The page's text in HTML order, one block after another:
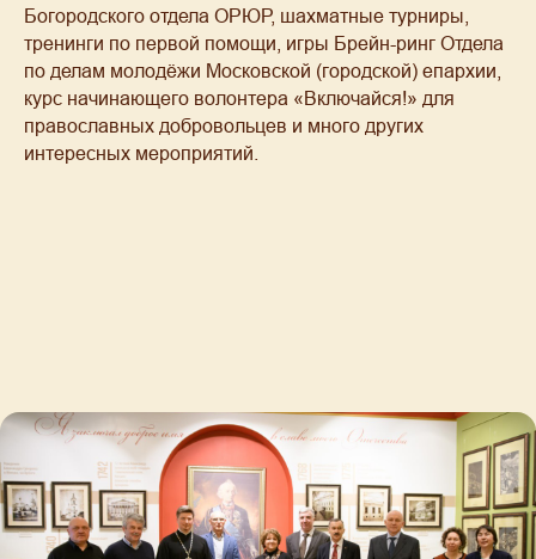
Богородского отдела ОРЮР, шахматные турниры,
тренинги по первой помощи, игры Брейн-ринг Отдела
по делам молодёжи Московской (городской) епархии,
курс начинающего волонтера «Включайся!» для
православных добровольцев и много других
интересных мероприятий.